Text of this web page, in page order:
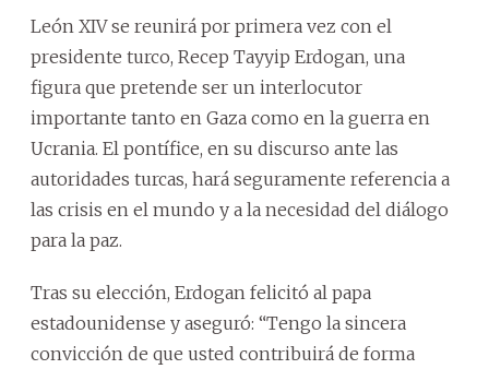
León XIV se reunirá por primera vez con el
presidente turco, Recep Tayyip Erdogan, una
figura que pretende ser un interlocutor
importante tanto en Gaza como en la guerra en
Ucrania. El pontífice, en su discurso ante las
autoridades turcas, hará seguramente referencia a
las crisis en el mundo y a la necesidad del diálogo
para la paz.
Tras su elección, Erdogan felicitó al papa
estadounidense y aseguró: “Tengo la sincera
convicción de que usted contribuirá de forma